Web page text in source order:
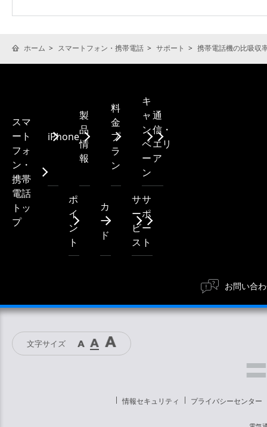
ホーム スマートフォン・携帯電話 サポート 携帯電話機の比吸収
スマ
ート
フォ
ン・
携帯
電話
トッ
プ
iPhone
製
品
情
報
料
金
プ
ラ
ン
キ
ャ
ン
ペ
ー
ン
通
信・
エリ
ア
ポ
イ
ン
ト
カ
ー
ド
サ
ー
ビ
ス
サ
ポ
ー
ト
お問い合
文字サイズ
情報セキュリティ プライバシーセンター